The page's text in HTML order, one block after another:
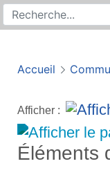
Recherche
Rechercher
Accueil
Afficher :
Éléments